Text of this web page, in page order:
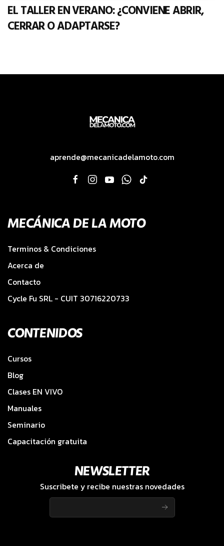
EL TALLER EN VERANO: ¿CONVIENE ABRIR,
CERRAR O ADAPTARSE?
aprende@mecanicadelamoto.com
MECÁNICA DE LA MOTO
Terminos & Condiciones
Acerca de
Contacto
Cycle Fu SRL - CUIT 30716220733
CONTENIDOS
Cursos
Blog
Clases EN VIVO
Manuales
Seminario
Capacitación gratuita
NEWSLETTER
Suscribete y recibe nuestras novedades